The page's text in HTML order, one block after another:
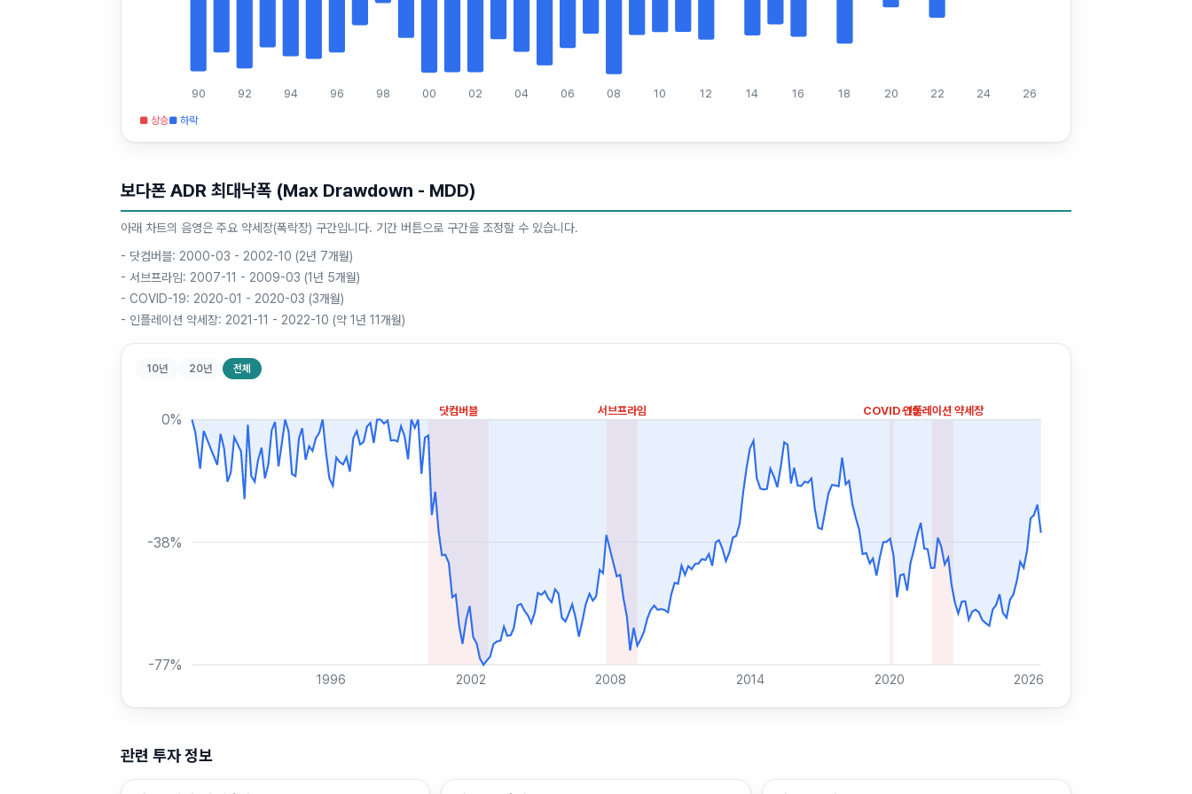
90 92 94 96 98 00 02 04 06 08 10 12 14 16 18 20 22 24 26
■ 상승■ 하락
보다폰 ADR 최대낙폭 (Max Drawdown - MDD)
아래 차트의 음영은 주요 약세장(폭락장) 구간입니다. 기간 버튼으로 구간을 조정할 수 있습니다.
- 닷컴버블: 2000-03 - 2002-10 (2년 7개월)
- 서브프라임: 2007-11 - 2009-03 (1년 5개월)
- COVID-19: 2020-01 - 2020-03 (3개월)
- 인플레이션 약세장: 2021-11 - 2022-10 (약 1년 11개월)
10년 20년 전체
닷컴버블 서브프라임 COVID-19인플레이션 약세장
0%
-38%
-77%
1996 2002 2008 2014 2020 2026
관련 투자 정보